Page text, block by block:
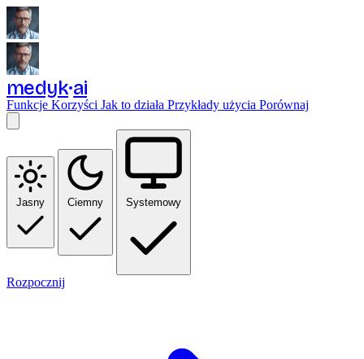
medyk ai
Funkcje Korzyści Jak to działa Przykłady użycia Porównaj
Jasny Ciemny Systemowy
Rozpocznij